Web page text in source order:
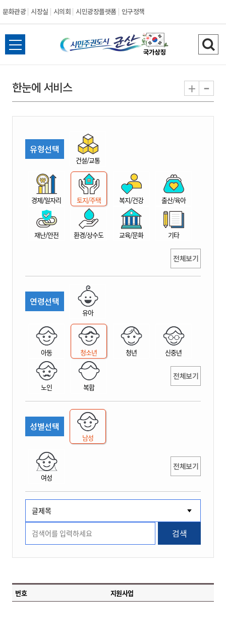
문화관광 시장실 시의회 시민광장플랫폼 인구정책
시
민
권
시
산
전
체
뉴
열
검
색
기
한눈에 서비스 + -
유형선택
건설/교통
경제/일자리 토지/주택 복지/건강 출산/육아
재난/안전 환경/상수도 교육/문화 기타
전체보기
연령선택
유아
아동 청소년 청년 신중년
노인 복합
전체보기
성별선택
남성
여성
전체보기
검색
번호 지원사업